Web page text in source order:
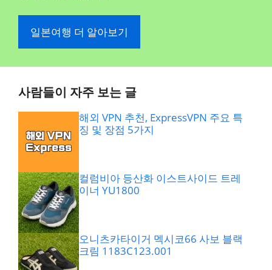
일본여행 더 알아보기
사람들이 자주 보는 글
해외 VPN 추천, ExpressVPN 주요 특
징 및 장점 5가지
컬럼비아 등산화 이스트사이드 트레
이너 YU1800
오니츠카타이거 멕시코66 사보 블랙
크림 1183C123.001